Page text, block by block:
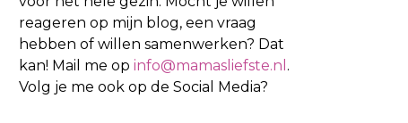
reageren op mijn blog, een vraag
hebben of willen samenwerken? Dat
kan! Mail me op info@mamasliefste.nl .
Volg je me ook op de Social Media?